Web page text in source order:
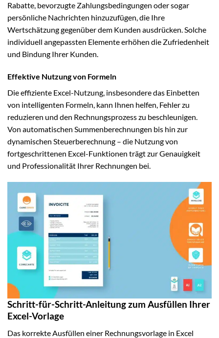
Rabatte, bevorzugte Zahlungsbedingungen oder sogar
persönliche Nachrichten hinzuzufügen, die Ihre
Wertschätzung gegenüber dem Kunden ausdrücken. Solche
individuell angepassten Elemente erhöhen die Zufriedenheit
und Bindung Ihrer Kunden.
Effektive Nutzung von Formeln
Die effiziente Excel-Nutzung, insbesondere das Einbetten
von intelligenten Formeln, kann Ihnen helfen, Fehler zu
reduzieren und den Rechnungsprozess zu beschleunigen.
Von automatischen Summenberechnungen bis hin zur
dynamischen Steuerberechnung – die Nutzung von
fortgeschrittenen Excel-Funktionen trägt zur Genauigkeit
und Professionalität Ihrer Rechnungen bei.
Schritt-für-Schritt-Anleitung zum Ausfüllen Ihrer
Excel-Vorlage
Das korrekte Ausfüllen einer Rechnungsvorlage in Excel